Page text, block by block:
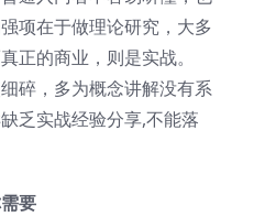
项在于做理论研究，大多
正的商业，则是实战。
碎，多为概念讲解没有系
乏实战经验分享,不能落
要